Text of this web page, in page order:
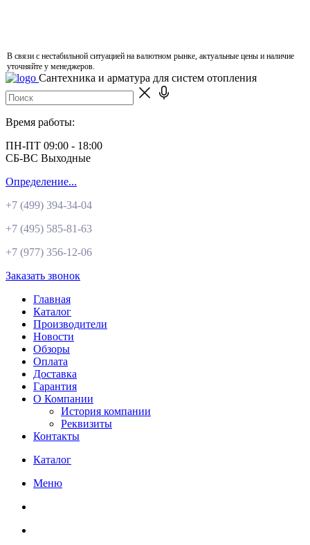
В связи с нестабильной ситуацией на валютном рынке, актуальные цены и наличие
уточняйте у менеджеров.
Сантехника и арматура для систем отопления
Время работы:
ПН-ПТ 09:00 - 18:00
СБ-ВС Выходные
Определение...
+7 (499) 394-34-04
+7 (495) 585-81-63
+7 (977) 356-12-06
Заказать звонок
Главная
Каталог
Производители
Новости
Обзоры
Оплата
Доставка
Гарантия
О Компании
История компании
Реквизиты
Контакты
Каталог
Меню